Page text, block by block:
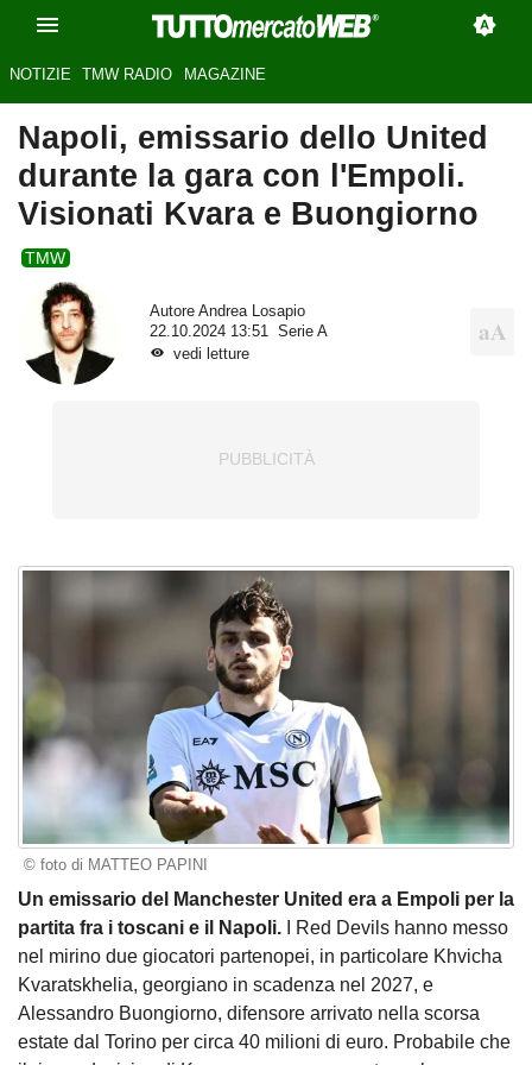
NOTIZIE TMW RADIO MAGAZINE
Napoli, emissario dello United
durante la gara con l'Empoli.
Visionati Kvara e Buongiorno
TMW
Autore Andrea Losapio
22.10.2024 13:51
Serie A
vedi letture
© foto di MATTEO PAPINI
Un emissario del Manchester United era a Empoli per la
partita fra i toscani e il Napoli. I Red Devils hanno messo
nel mirino due giocatori partenopei, in particolare Khvicha
Kvaratskhelia, georgiano in scadenza nel 2027, e
Alessandro Buongiorno, difensore arrivato nella scorsa
estate dal Torino per circa 40 milioni di euro. Probabile che